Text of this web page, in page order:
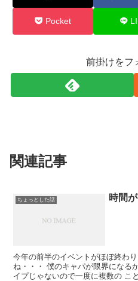
Pocket
前掛けをフ
関連記事
ちょっとした話 時間
今年の前半のイベントがほぼ終わ
ね・・・ 僕のキャパが限界になる
イプじゃないので一度に複数の こ